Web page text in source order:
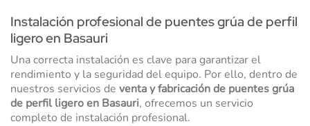
Instalación profesional de puentes grúa de perfil
ligero en Basauri
Una correcta instalación es clave para garantizar el
rendimiento y la seguridad del equipo. Por ello, dentro de
nuestros servicios de venta y fabricación de puentes grúa
de perfil ligero en Basauri, ofrecemos un servicio
completo de instalación profesional.